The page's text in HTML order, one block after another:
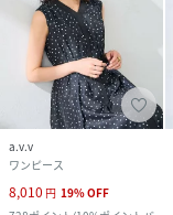
a.v.v
ワンピース
8,010 円 19%OFF